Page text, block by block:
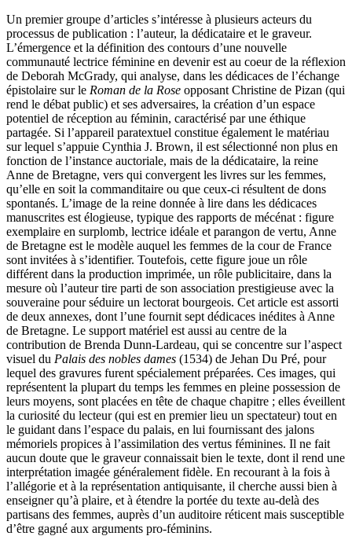
Un premier groupe d’articles s’intéresse à plusieurs acteurs du
processus de publication : l’auteur, la dédicataire et le graveur.
L’émergence et la définition des contours d’une nouvelle
communauté lectrice féminine en devenir est au coeur de la réflexion
de Deborah McGrady, qui analyse, dans les dédicaces de l’échange
épistolaire sur le Roman de la Rose opposant Christine de Pizan (qui
rend le débat public) et ses adversaires, la création d’un espace
potentiel de réception au féminin, caractérisé par une éthique
partagée. Si l’appareil paratextuel constitue également le matériau
sur lequel s’appuie Cynthia J. Brown, il est sélectionné non plus en
fonction de l’instance auctoriale, mais de la dédicataire, la reine
Anne de Bretagne, vers qui convergent les livres sur les femmes,
qu’elle en soit la commanditaire ou que ceux-ci résultent de dons
spontanés. L’image de la reine donnée à lire dans les dédicaces
manuscrites est élogieuse, typique des rapports de mécénat : figure
exemplaire en surplomb, lectrice idéale et parangon de vertu, Anne
de Bretagne est le modèle auquel les femmes de la cour de France
sont invitées à s’identifier. Toutefois, cette figure joue un rôle
différent dans la production imprimée, un rôle publicitaire, dans la
mesure où l’auteur tire parti de son association prestigieuse avec la
souveraine pour séduire un lectorat bourgeois. Cet article est assorti
de deux annexes, dont l’une fournit sept dédicaces inédites à Anne
de Bretagne. Le support matériel est aussi au centre de la
contribution de Brenda Dunn-Lardeau, qui se concentre sur l’aspect
visuel du Palais des nobles dames (1534) de Jehan Du Pré, pour
lequel des gravures furent spécialement préparées. Ces images, qui
représentent la plupart du temps les femmes en pleine possession de
leurs moyens, sont placées en tête de chaque chapitre ; elles éveillent
la curiosité du lecteur (qui est en premier lieu un spectateur) tout en
le guidant dans l’espace du palais, en lui fournissant des jalons
mémoriels propices à l’assimilation des vertus féminines. Il ne fait
aucun doute que le graveur connaissait bien le texte, dont il rend une
interprétation imagée généralement fidèle. En recourant à la fois à
l’allégorie et à la représentation antiquisante, il cherche aussi bien à
enseigner qu’à plaire, et à étendre la portée du texte au-delà des
partisans des femmes, auprès d’un auditoire réticent mais susceptible
d’être gagné aux arguments pro-féminins.